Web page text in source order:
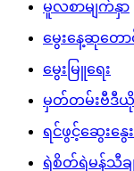
မူလစာမျက်နှာ
မွေးနေ့ဆုတောင်
မွေးမြူရေး
မှတ်တမ်းဗီဒီယိုမ
ရင်ဖွင့်ဆွေးနွေး
ရဲစိတ်ရဲမန်သီချင်